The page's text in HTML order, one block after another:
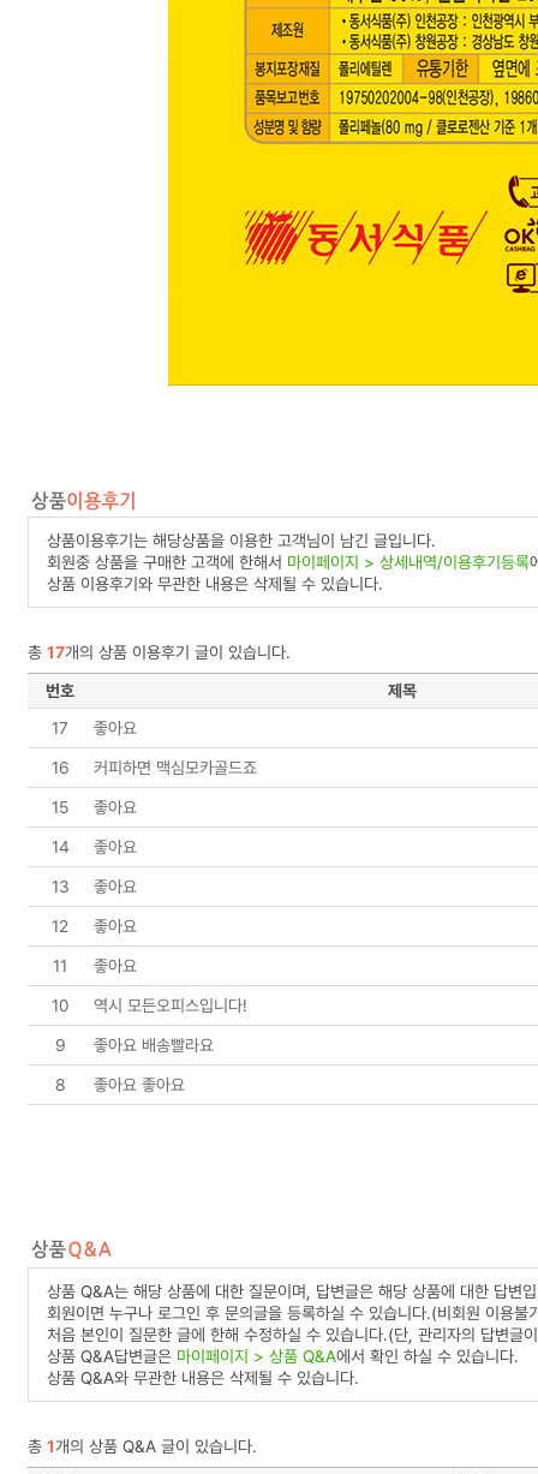
상품이용후기는 해당상품을 이용한 고객님이 남긴 글입니다.
회원중 상품을 구매한 고객에 한해서 마이페이지 > 상세내역/이용후기등록
상품 이용후기와 무관한 내용은 삭제될 수 있습니다.
총 17개의 상품 이용후기 글이 있습니다.
번호
제목
17
좋아요
16 커피하면 맥심모카골드죠
15 좋아요
14 좋아요
13 좋아요
12 좋아요
11 좋아요
10 역시 모든오피스입니다!
9 좋아요 배송빨라요
8 좋아요 좋아요
상품 Q&A는 해당 상품에 대한 질문이며, 답변글은 해당 상품에 대한 답변
회원이면 누구나 로그인 후 문의글을 등록하실 수 있습니다.(비회원 이용불
처음 본인이 질문한 글에 한해 수정하실 수 있습니다.(단, 관리자의 답변글
상품 Q&A답변글은 마이페이지 > 상품 Q&A에서 확인 하실 수 있습니다.
상품 Q&A와 무관한 내용은 삭제될 수 있습니다.
총 1개의 상품 Q&A 글이 있습니다.